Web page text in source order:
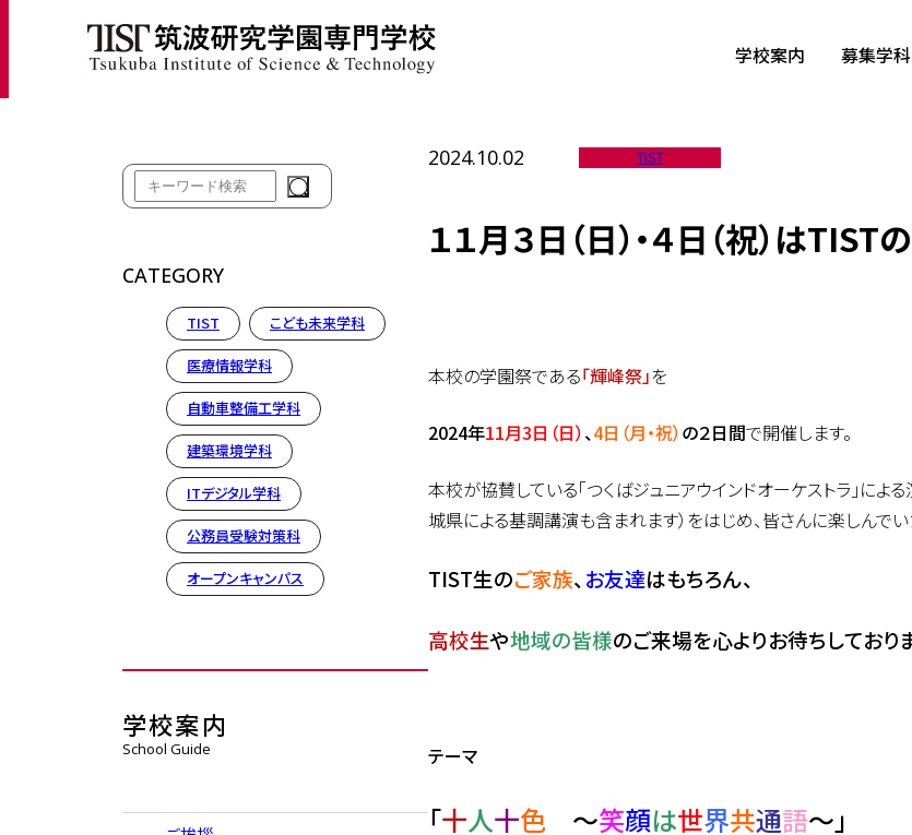
学校案内 募集学科
１１月３日（日）・４日（祝）はTISTの輝峰祭！
2024.10.02 TIST
１１月３日（日）・４日（祝）はTIST
本校の学園祭である「輝峰祭」を
2024年11月3日（日） 、4日（月・祝） の２日間で開催します。
本校が協賛している「つくばジュニアウインドオーケストラ」によ
城県による基調講演も含まれます）をはじめ、皆さんに楽しんで
TIST生のご家族、 お友達はもちろん、
高校生や地域の皆様のご来場を心よりお待ちしており
テーマ
「十人十色 ～笑顔は世界共通語～」
CATEGORY
TIST こども未来学科
医療情報学科
自動車整備工学科
建築環境学科
ITデジタル学科
公務員受験対策科
オープンキャンパス
学校案内
School Guide